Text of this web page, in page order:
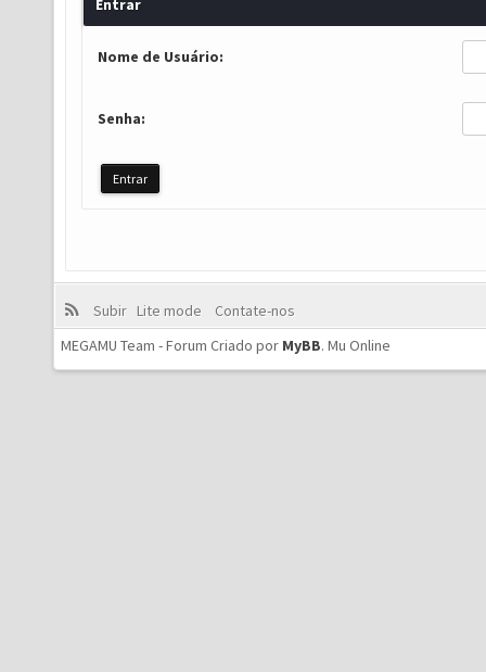
Entrar
Nome de Usuário:
Senha:
Subir Lite mode
Contate-nos
MEGAMU Team - Forum Criado por MyBB. Mu Online